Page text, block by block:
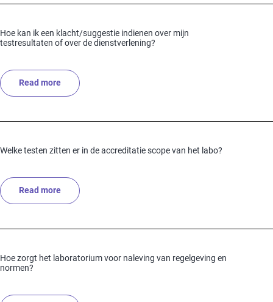
Hoe kan ik een klacht/suggestie indienen over mijn
testresultaten of over de dienstverlening?
Read more about Hoe kan ik een klacht/suggestie indienen
Welke testen zitten er in de accreditatie scope van het labo?
Read more about Welke testen zitten er in de accreditatie scope
Hoe zorgt het laboratorium voor naleving van regelgeving en
normen?